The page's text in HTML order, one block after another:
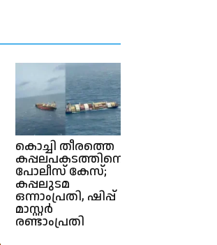
കൊച്ചി തീരത്തെ
കപ്പലപകടത്തിനെതിരെ
പോലീസ് കേസ്;
കപ്പലുടമ
ഒന്നാംപ്രതി, ഷിപ്പ്
മാസ്റ്റര്‍
രണ്ടാംപ്രതി